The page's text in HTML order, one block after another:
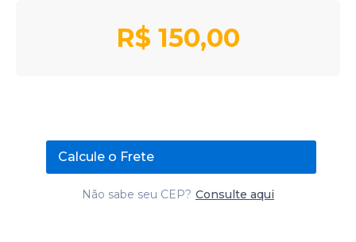
R$ 150,00
Calcule o Frete
Não sabe seu CEP? Consulte aqui